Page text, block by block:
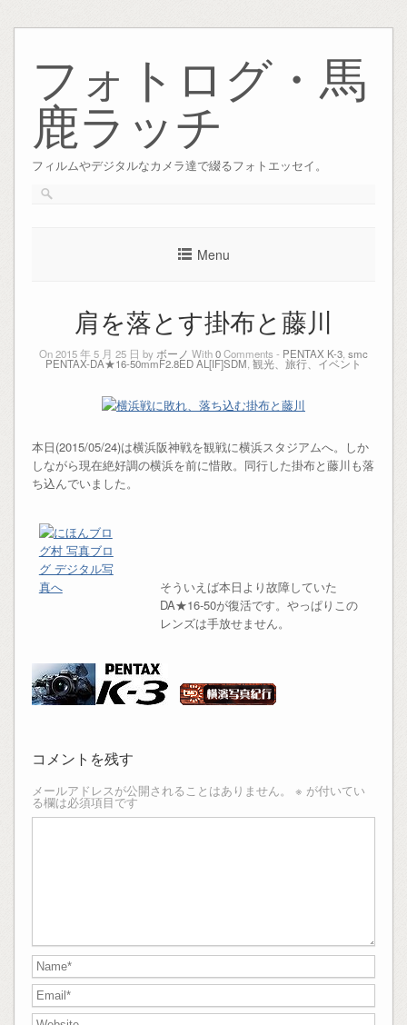
content
フォトログ・馬
鹿ラッチ
フィルムやデジタルなカメラ達で綴るフォトエッセイ。
Menu
肩を落とす掛布と藤川
On 2015 年 5 月 25 日 by ボーノ With0Comments - PENTAX K-3 smc
PENTAX-DA★16-50mmF2.8ED AL[IF]SDM 観光、旅行、イベント
本日(2015/05/24)は横浜阪神戦を観戦に横浜スタジアムへ。しか
しながら現在絶好調の横浜を前に惜敗。同行した掛布と藤川も落
ち込んでいました。
そういえば本日より故障していた
DA★16-50が復活です。やっぱりこの
レンズは手放せません。
コメントを残す
メールアドレスが公開されることはありません。 ※ が付いてい
る欄は必須項目です